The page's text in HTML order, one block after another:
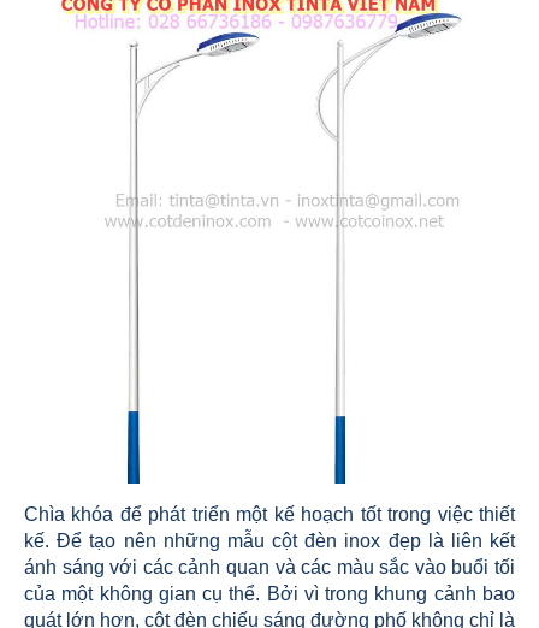
Chìa khóa để phát triển một kế hoạch tốt trong việc thiết
kế. Để tạo nên những mẫu cột đèn inox đẹp là liên kết
ánh sáng với các cảnh quan và các màu sắc vào buổi tối
của một không gian cụ thể. Bởi vì trong khung cảnh bao
quát lớn hơn, cột đèn chiếu sáng đường phố không chỉ là